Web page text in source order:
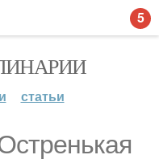
статьи
5